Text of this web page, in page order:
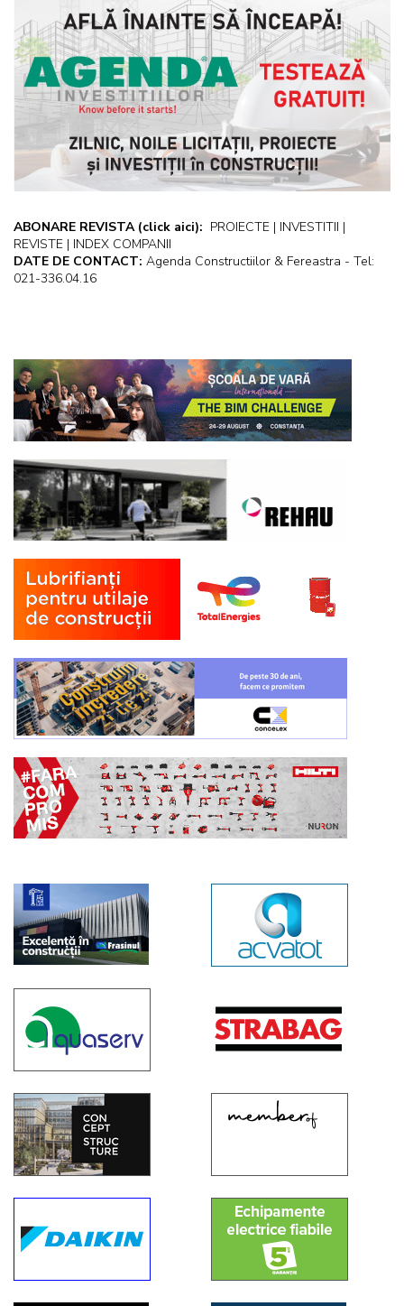
ABONARE REVISTA (click aici): PROIECTE | INVESTITII |
REVISTE | INDEX COMPANII
DATE DE CONTACT: Agenda Constructiilor & Fereastra - Tel:
021-336.04.16